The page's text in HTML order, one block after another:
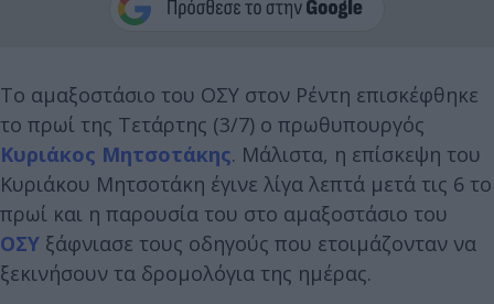
Το αμαξοστάσιο του ΟΣΥ στον Ρέντη επισκέφθηκε
το πρωί της Τετάρτης (3/7) ο πρωθυπουργός
Κυριάκος Μητσοτάκης. Μάλιστα, η επίσκεψη του
Κυριάκου Μητσοτάκη έγινε λίγα λεπτά μετά τις 6 το
πρωί και η παρουσία του στο αμαξοστάσιο του
ΟΣΥ ξάφνιασε τους οδηγούς που ετοιμάζονταν να
ξεκινήσουν τα δρομολόγια της ημέρας.